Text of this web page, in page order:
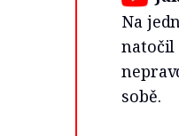
Na
natočil
sobě.